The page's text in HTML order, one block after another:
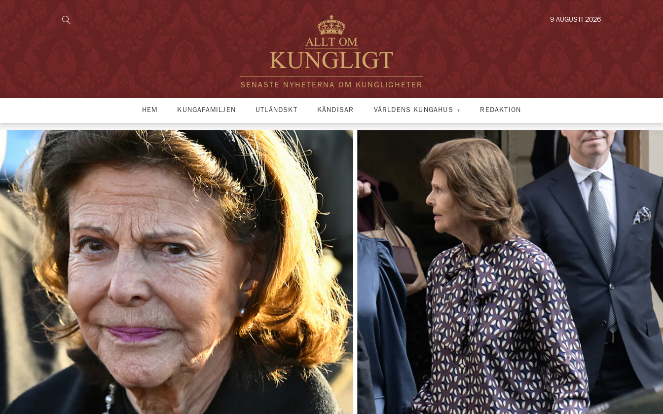
SENASTE NYHETERNA OM KUNGLIGHETER
9 AUGUSTI 2026
HEM KUNGAFAMILJEN UTLÄNDSKT KÄNDISAR VÄRLDENS KUNGAHUS REDAKTION